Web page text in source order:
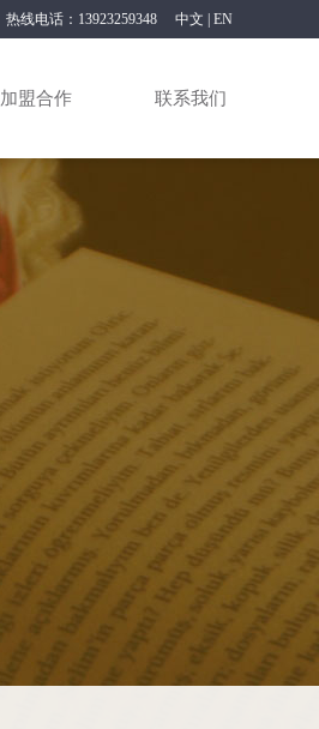
中文 EN
热线电话：13923259348
加盟合作 联系我们